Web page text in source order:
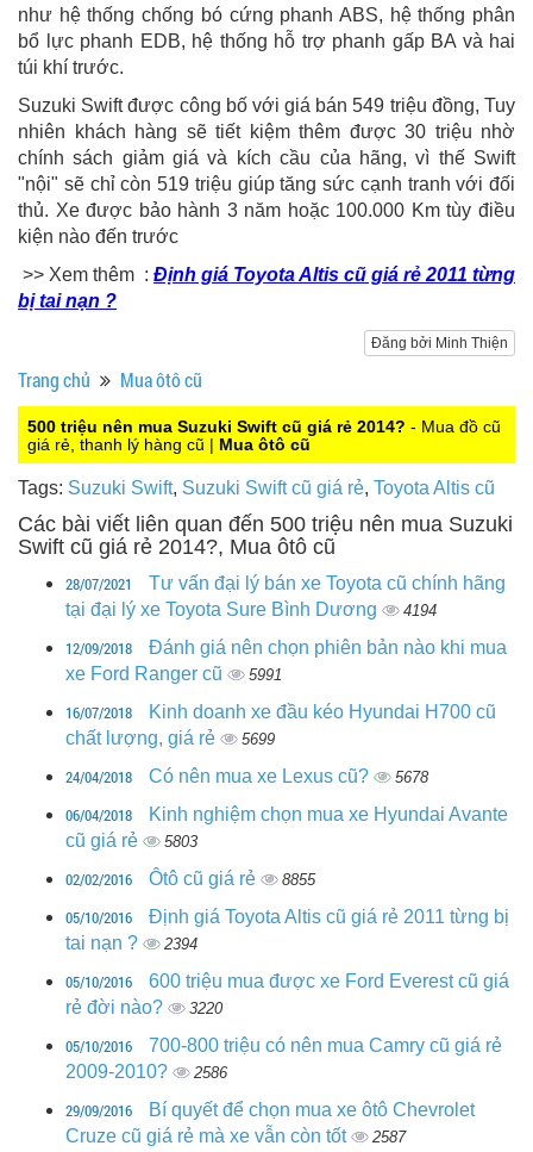
như hệ thống chống bó cứng phanh ABS, hệ thống phân
bổ lực phanh EDB, hệ thống hỗ trợ phanh gấp BA và hai
túi khí trước.
Suzuki Swift được công bố với giá bán 549 triệu đồng, Tuy
nhiên khách hàng sẽ tiết kiệm thêm được 30 triệu nhờ
chính sách giảm giá và kích cầu của hãng, vì thế Swift
"nội" sẽ chỉ còn 519 triệu giúp tăng sức cạnh tranh với đối
thủ. Xe được bảo hành 3 năm hoặc 100.000 Km tùy điều
kiện nào đến trước
>> Xem thêm : Định giá Toyota Altis cũ giá rẻ 2011 từng
bị tai nạn ?
Đăng bởi Minh Thiện
Trang chủ Mua ôtô cũ
500 triệu nên mua Suzuki Swift cũ giá rẻ 2014? - Mua đồ cũ
giá rẻ, thanh lý hàng cũ | Mua ôtô cũ
Tags: Suzuki Swift, Suzuki Swift cũ giá rẻ, Toyota Altis cũ
Các bài viết liên quan đến 500 triệu nên mua Suzuki
Swift cũ giá rẻ 2014?, Mua ôtô cũ
28/07/2021
Tư vấn đại lý bán xe Toyota cũ chính hãng
tại đại lý xe Toyota Sure Bình Dương
4194
12/09/2018
Đánh giá nên chọn phiên bản nào khi mua
xe Ford Ranger cũ
5991
16/07/2018
Kinh doanh xe đầu kéo Hyundai H700 cũ
chất lượng, giá rẻ
5699
24/04/2018 Có nên mua xe Lexus cũ? 5678
06/04/2018
Kinh nghiệm chọn mua xe Hyundai Avante
cũ giá rẻ
5803
02/02/2016 Ôtô cũ giá rẻ 8855
05/10/2016
Định giá Toyota Altis cũ giá rẻ 2011 từng bị
tai nạn ?
2394
05/10/2016
600 triệu mua được xe Ford Everest cũ giá
rẻ đời nào?
3220
05/10/2016
700-800 triệu có nên mua Camry cũ giá rẻ
2009-2010?
2586
29/09/2016
Bí quyết để chọn mua xe ôtô Chevrolet
Cruze cũ giá rẻ mà xe vẫn còn tốt
2587